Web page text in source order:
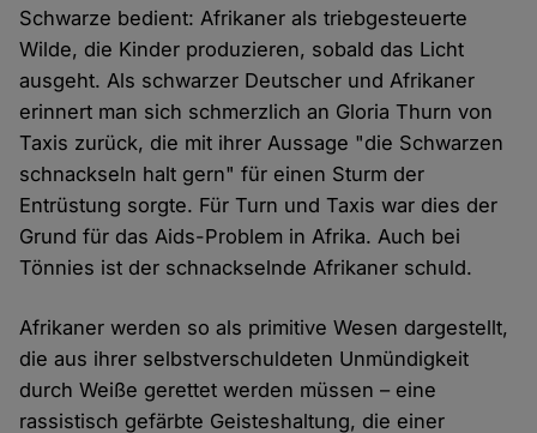
Schwarze bedient: Afrikaner als triebgesteuerte
Wilde, die Kinder produzieren, sobald das Licht
ausgeht. Als schwarzer Deutscher und Afrikaner
erinnert man sich schmerzlich an Gloria Thurn von
Taxis zurück, die mit ihrer Aussage "die Schwarzen
schnackseln halt gern" für einen Sturm der
Entrüstung sorgte. Für Turn und Taxis war dies der
Grund für das Aids-Problem in Afrika. Auch bei
Tönnies ist der schnackselnde Afrikaner schuld.
Afrikaner werden so als primitive Wesen dargestellt,
die aus ihrer selbstverschuldeten Unmündigkeit
durch Weiße gerettet werden müssen – eine
rassistisch gefärbte Geisteshaltung, die einer